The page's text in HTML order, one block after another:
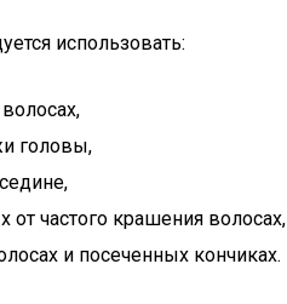
использовать:
головы,
от частого крашения волосах,
и посеченных кончиках.